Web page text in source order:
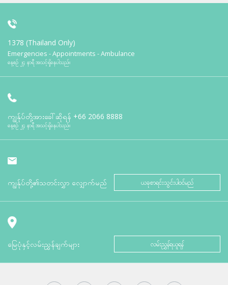
1378 (Thailand Only)
Emergencies - Appointments - Ambulance
နေ့စဉ် ၂၄ နာရီ အသင့်ရှိနေပါသည်။
ကျွန်ုပ်တို့အားခေါ်ဆိုရန် +66 2066 8888
နေ့စဉ် ၂၄ နာရီ အသင့်ရှိနေပါသည်။
ကျွန်ုပ်တို့၏သတင်းလွှာ လျှောက်မည် ယခုစာရင်းသွင်းပါဝင်မည်
မြေပုံနှင့်လမ်းညွှန်ချက်များ လမ်းညွှန်ရယူရန်